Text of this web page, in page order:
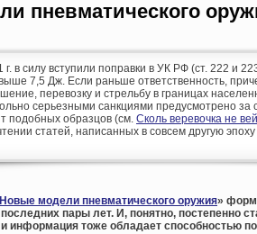
пневматического
г. в силу вступили поправки в УК РФ (ст. 222 и
7,5 Дж. Если раньше ответственность,
перевозку и стрельбу в границах
серьезными санкциями предусмотрено за
подобных образцов (см. Сколь веревочка не
статей, написанных в совсем другую
Новые модели пневматического оружия»
пары лет. И, понятно, постепенно
информация тоже обладает способностью